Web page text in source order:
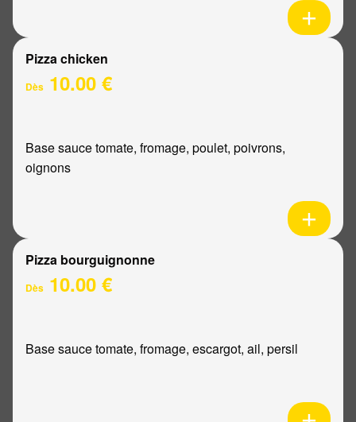
Pizza chicken
Dès 10.00 €
Base sauce tomate, fromage, poulet, poivrons,
oignons
Pizza bourguignonne
Dès 10.00 €
Base sauce tomate, fromage, escargot, ail, persil